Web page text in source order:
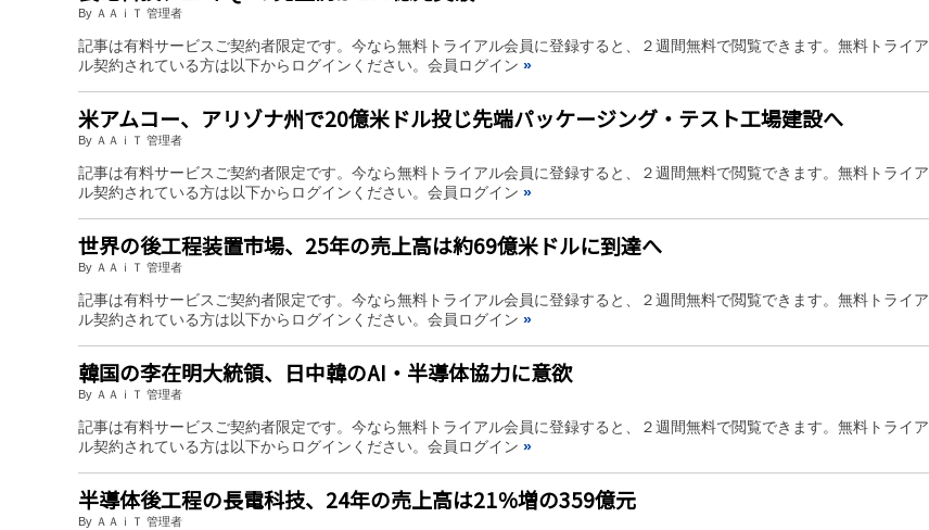
By ＡＡｉＴ 管理者
記事は有料サービスご契約者限定です。今なら無料トライアル会員に登録すると、２週間無料で閲覧できます。無料トライア
ル契約されている方は以下からログインください。会員ログイン »
米アムコー、アリゾナ州で20億米ドル投じ先端パッケージング・テスト工場建設へ
By ＡＡｉＴ 管理者
記事は有料サービスご契約者限定です。今なら無料トライアル会員に登録すると、２週間無料で閲覧できます。無料トライア
ル契約されている方は以下からログインください。会員ログイン »
世界の後工程装置市場、25年の売上高は約69億米ドルに到達へ
By ＡＡｉＴ 管理者
記事は有料サービスご契約者限定です。今なら無料トライアル会員に登録すると、２週間無料で閲覧できます。無料トライア
ル契約されている方は以下からログインください。会員ログイン »
韓国の李在明大統領、日中韓のAI・半導体協力に意欲
By ＡＡｉＴ 管理者
記事は有料サービスご契約者限定です。今なら無料トライアル会員に登録すると、２週間無料で閲覧できます。無料トライア
ル契約されている方は以下からログインください。会員ログイン »
半導体後工程の長電科技、24年の売上高は21％増の359億元
By ＡＡｉＴ 管理者